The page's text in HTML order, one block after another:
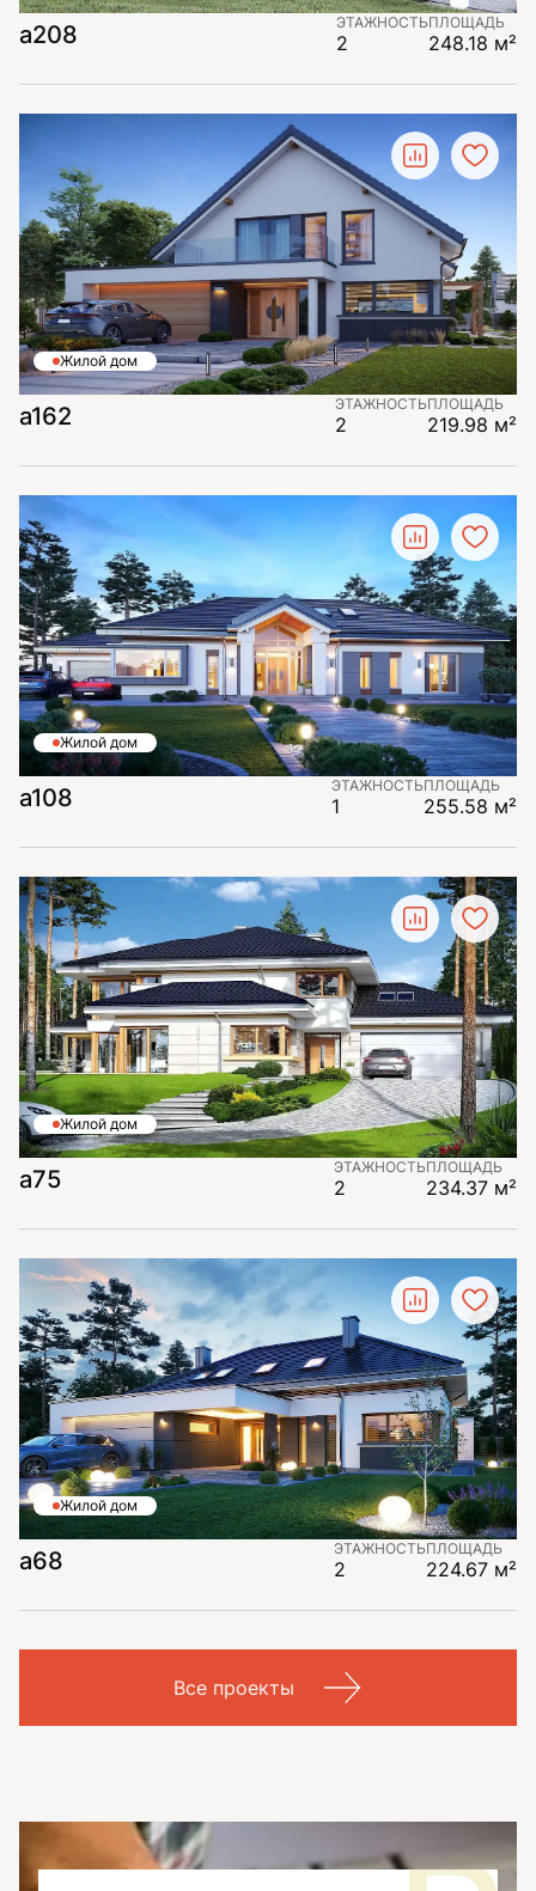
a208 ЭТАЖНОСТЬ
2
ПЛОЩАДЬ
248.18 м²
Жилой дом
a162 ЭТАЖНОСТЬ
2
ПЛОЩАДЬ
219.98 м²
Жилой дом
a108 ЭТАЖНОСТЬ
1
ПЛОЩАДЬ
255.58 м²
Жилой дом
a75 ЭТАЖНОСТЬ
2
ПЛОЩАДЬ
234.37 м²
Жилой дом
a68 ЭТАЖНОСТЬ
2
ПЛОЩАДЬ
224.67 м²
Все проекты